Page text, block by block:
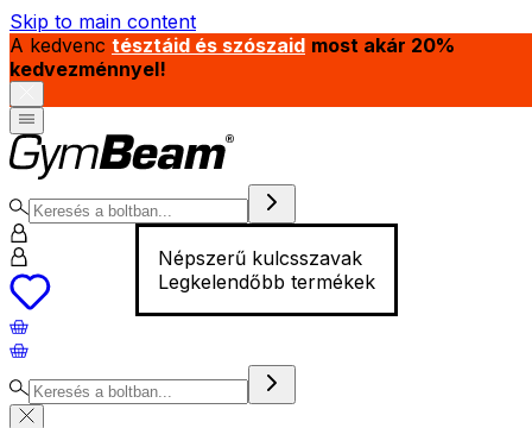
Skip to main content
A kedvenc tésztáid és szószaid most akár 20%
kedvezménnyel!
Népszerű kulcsszavak
Legkelendőbb termékek